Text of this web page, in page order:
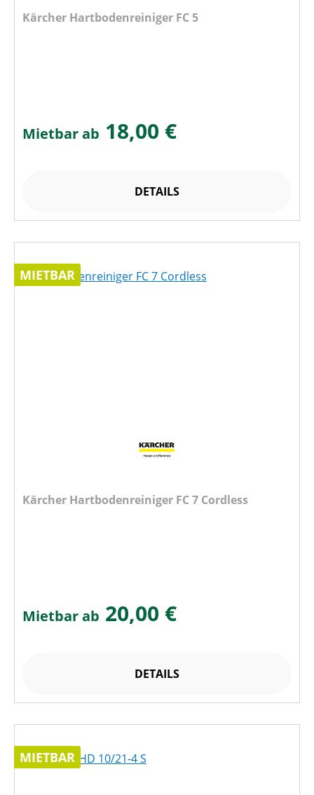
Kärcher Hartbodenreiniger FC 5
Mietbar ab 18,00 €
DETAILS
MIETBAR
Kärcher Hartbodenreiniger FC 7 Cordless
Mietbar ab 20,00 €
DETAILS
MIETBAR